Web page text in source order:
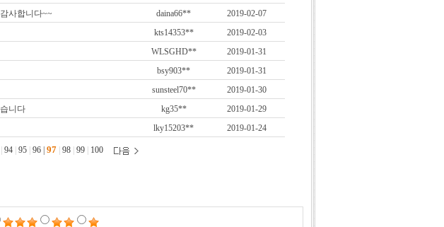
사합니다~~ daina66**
2019-02-07
kts14353**
2019-02-03
WLSGHD**
2019-01-31
bsy903**
2019-01-31
sunsteel70**
2019-01-30
니다 kg35**
2019-01-29
lky15203** 2019-01-24
94 95 96| 97 98 99 100